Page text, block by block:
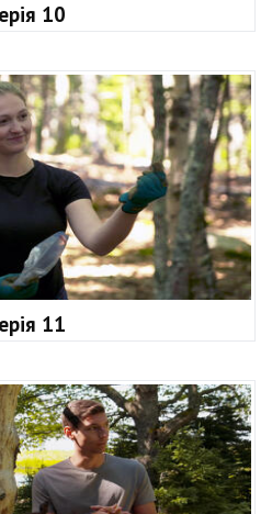
10
11